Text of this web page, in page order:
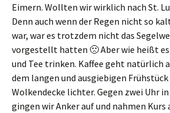
Eimern. Wollten wir wirklich nach St.
Denn auch wenn der Regen nicht so
war, war es trotzdem nicht das
vorgestellt hatten 🙁 Aber wie heißt es
und Tee trinken. Kaffee geht natürlich
dem langen und ausgiebigen Frühstück
Wolkendecke lichter. Gegen zwei Uhr
gingen wir Anker auf und nahmen Kurs